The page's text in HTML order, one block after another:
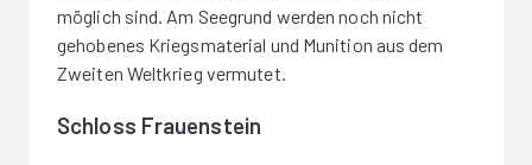
möglich sind. Am Seegrund werden noch nicht
gehobenes Kriegsmaterial und Munition aus dem
Zweiten Weltkrieg vermutet.
Schloss Frauenstein